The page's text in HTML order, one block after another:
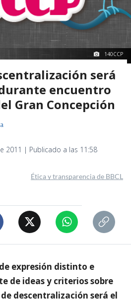
140CCP
será
encuentro
Gran Concepción
2011 | Publicado a las 11:58
Ética y transparencia de BBCL
expresión distinto e
de ideas y criterios sobre
descentralización será el